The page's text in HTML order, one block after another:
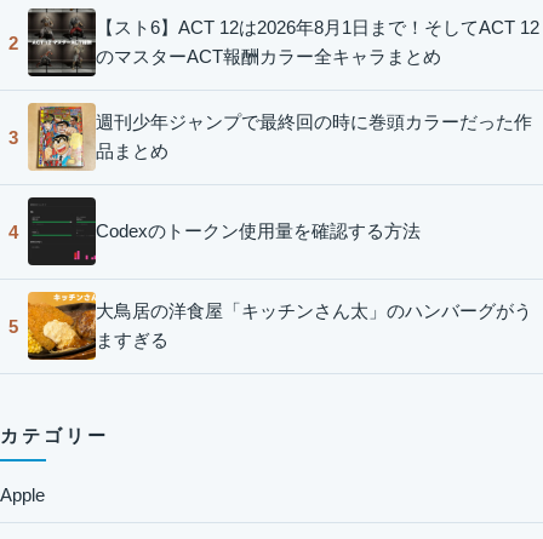
2
【スト6】ACT 12は2026年8月1日まで！そしてACT 12
のマスターACT報酬カラー全キャラまとめ
3
週刊少年ジャンプで最終回の時に巻頭カラーだった作
品まとめ
4 Codexのトークン使用量を確認する方法
5
大鳥居の洋食屋「キッチンさん太」のハンバーグがう
ますぎる
カテゴリー
Apple